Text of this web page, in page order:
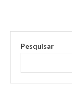
Pesquisar